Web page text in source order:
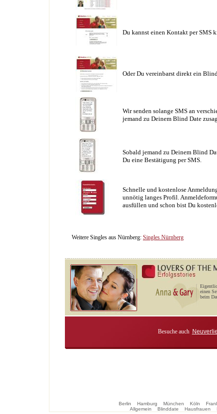
Du kannst einen Kontakt per SMS
Oder Du vereinbarst direkt ein
Wir senden solange SMS an
jemand zu Deinem Blind Date
Sobald jemand zu Deinem Blind
Du eine Bestätigung per SMS.
Schnelle und kostenlose
unnötig langes Profil.
ausfüllen und schon bist Du
Weitere Singles aus Nürnberg: Singles Nürnberg
einen
beim
Besuche auch
Berlin Hamburg München Köln
Allgemein
Blinddate Hausfrauen